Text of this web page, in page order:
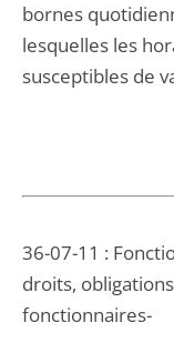
bornes
lesquelles les
susceptibles de
36-07-11 :
droits,
fonctionnaires-